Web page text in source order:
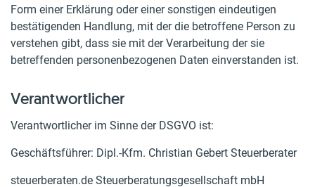
Form einer Erklärung oder einer sonstigen eindeutigen
bestätigenden Handlung, mit der die betroffene Person zu
verstehen gibt, dass sie mit der Verarbeitung der sie
betreffenden personenbezogenen Daten einverstanden ist.
Verantwortlicher
Verantwortlicher im Sinne der DSGVO ist:
Geschäftsführer: Dipl.-Kfm. Christian Gebert Steuerberater
steuerberaten.de Steuerberatungsgesellschaft mbH